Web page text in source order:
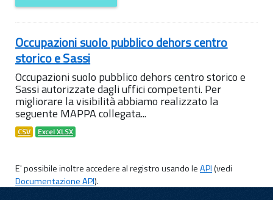
Occupazioni suolo pubblico dehors centro
storico e Sassi
Occupazioni suolo pubblico dehors centro storico e
Sassi autorizzate dagli uffici competenti. Per
migliorare la visibilità abbiamo realizzato la
seguente MAPPA collegata...
CSV Excel XLSX
E' possibile inoltre accedere al registro usando leAPI(vedi
Documentazione API).